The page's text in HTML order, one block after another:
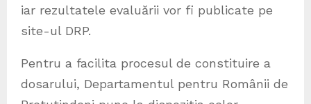
iar rezultatele evaluării vor fi publicate pe
site-ul DRP.
Pentru a facilita procesul de constituire a
dosarului, Departamentul pentru Românii de